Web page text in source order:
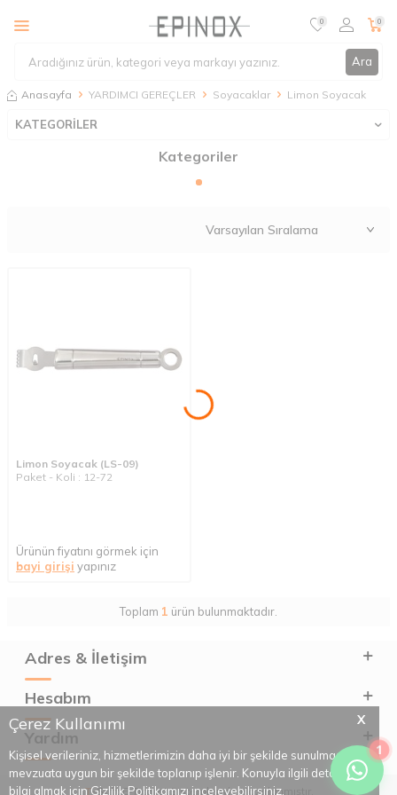
X
Çerez Kullanımı
Kişisel verileriniz, hizmetlerimizin daha iyi bir şekilde sunulması için
mevzuata uygun bir şekilde toplanıp işlenir. Konuyla ilgili detaylı
bilgi almak için Gizlilik Politikamızı inceleyebilirsiniz.
1
Ara
0 0
Anasayfa YARDIMCI GEREÇLER Soyacaklar Limon Soyacak
KATEGORİLER
Kategoriler
Limon Soyacak (LS-09)
Paket - Koli : 12-72
Ürünün fiyatını görmek için
bayi girişi yapınız
Toplam 1 ürün bulunmaktadır.
Adres & İletişim
Hesabım
Yardım
T-SoftE-TicaretSistemleriyle Hazırlanmıştır.